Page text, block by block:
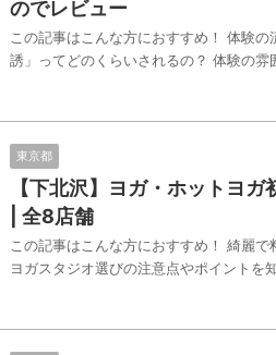
のでレビュー
この記事はこんな方におすすめ！ 体験
誘」ってどのくらいされるの？ 体験の雰
東京都
【下北沢】ヨガ・ホットヨ
| 全8店舗
この記事はこんな方におすすめ！ 綺麗
ヨガスタジオ選びの注意点やポイントを